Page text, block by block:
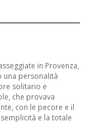
in Provenza,
una personalità
solitario e
che provava
con le pecore e il
e la totale